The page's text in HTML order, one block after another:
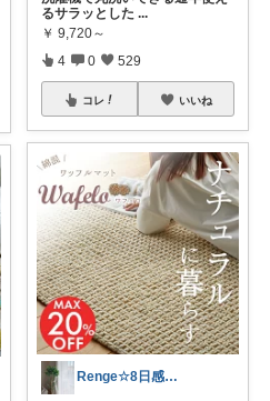
るサラッとした ...
￥ 9,720～
4 0 529
コレ いいね
Renge☆8日感謝♡ゆっくりです